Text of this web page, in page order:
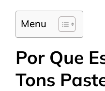
Menu
Por Que
Tons